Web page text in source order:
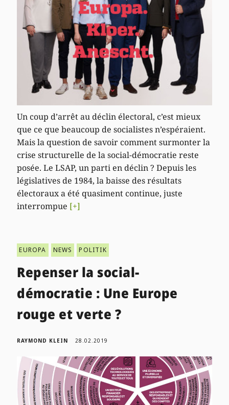
Un coup d’arrêt au déclin électoral, c’est mieux
que ce que beaucoup de socialistes n’espéraient.
Mais la question de savoir comment surmonter la
crise structurelle de la social-démocratie reste
posée. Le LSAP, un parti en déclin ? Depuis les
législatives de 1984, la baisse des résultats
électoraux a été quasiment continue, juste
interrompue [+]
EUROPA NEWS POLITIK
Repenser la social-
démocratie : Une Europe
rouge et verte ?
RAYMOND KLEIN 28.02.2019